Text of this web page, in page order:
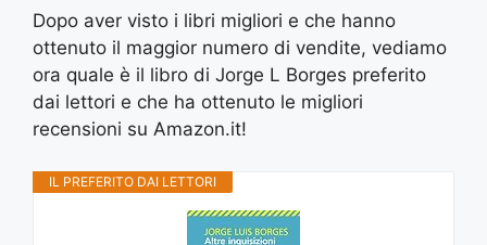
Dopo aver visto i libri migliori e che hanno
ottenuto il maggior numero di vendite, vediamo
ora quale è il libro di Jorge L Borges preferito
dai lettori e che ha ottenuto le migliori
recensioni su Amazon.it!
IL PREFERITO DAI LETTORI